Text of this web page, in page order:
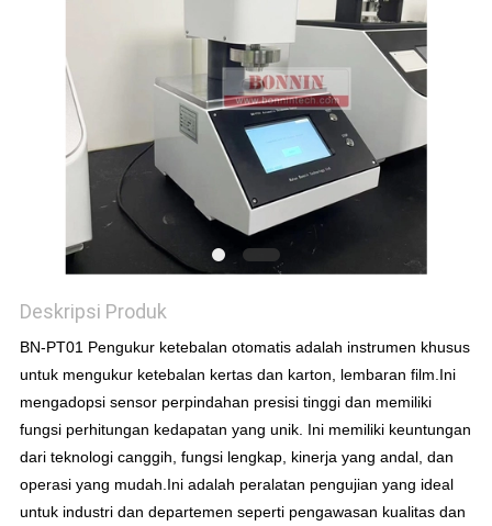
Deskripsi Produk
BN-PT01 Pengukur ketebalan otomatis adalah instrumen khusus
untuk mengukur ketebalan kertas dan karton, lembaran film.Ini
mengadopsi sensor perpindahan presisi tinggi dan memiliki
fungsi perhitungan kedapatan yang unik. Ini memiliki keuntungan
dari teknologi canggih, fungsi lengkap, kinerja yang andal, dan
operasi yang mudah.Ini adalah peralatan pengujian yang ideal
untuk industri dan departemen seperti pengawasan kualitas dan